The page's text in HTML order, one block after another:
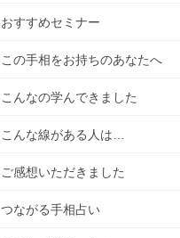
おすすめセミナー
この手相をお持ちのあなたへ
こんなの学んできました
こんな線がある人は…
ご感想いただきました
つながる手相占い